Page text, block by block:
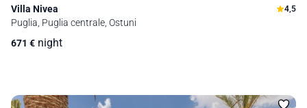
Villa Nivea 4,5
Puglia, Puglia centrale, Ostuni
671 € night